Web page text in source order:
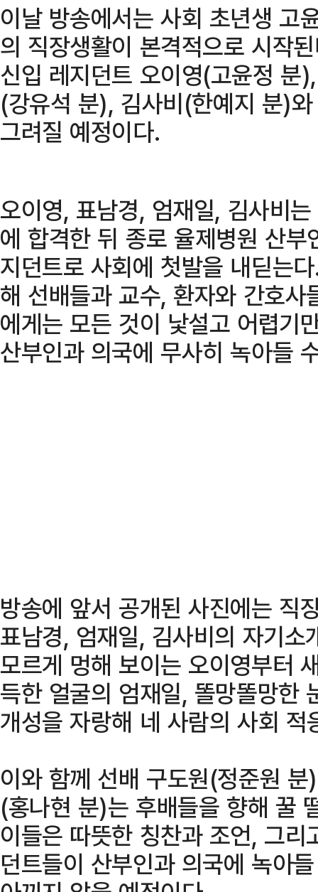
이날 방송에서는 사회 초년생 고
의 직장생활이 본격적으로 시작
신입 레지던트 오이영(고윤정 분
(강유석 분), 김사비(한예지 분)
그려질 예정이다.
오이영, 표남경, 엄재일, 김사비
에 합격한 뒤 종로 율제병원 산
지던트로 사회에 첫발을 내딛는
해 선배들과 교수, 환자와 간호
에게는 모든 것이 낯설고 어렵기
산부인과 의국에 무사히 녹아들
방송에 앞서 공개된 사진에는 직
표남경, 엄재일, 김사비의 자기
모르게 멍해 보이는 오이영부터
득한 얼굴의 엄재일, 똘망똘망한
개성을 자랑해 네 사람의 사회 적
이와 함께 선배 구도원(정준원
(홍나현 분)는 후배들을 향해 꿀
이들은 따뜻한 칭찬과 조언, 그
던트들이 산부인과 의국에 녹아